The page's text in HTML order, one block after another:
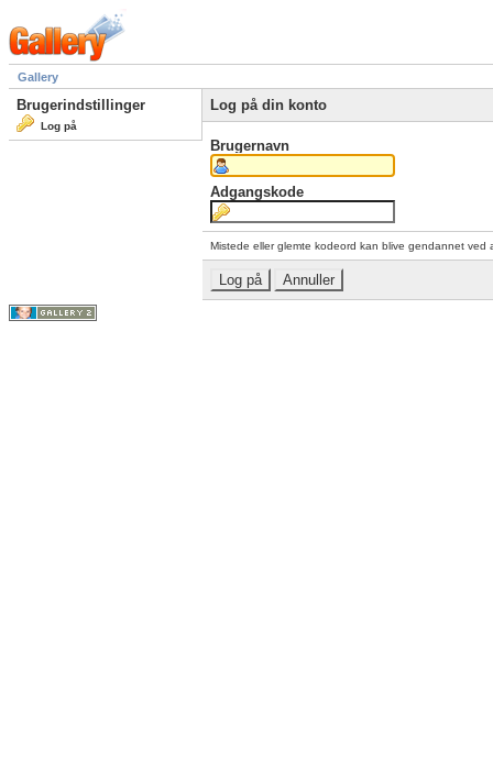
Gallery
Brugerindstillinger
Log på
Log på din konto
Brugernavn
Adgangskode
Mistede eller glemte kodeord kan blive gendannet ved